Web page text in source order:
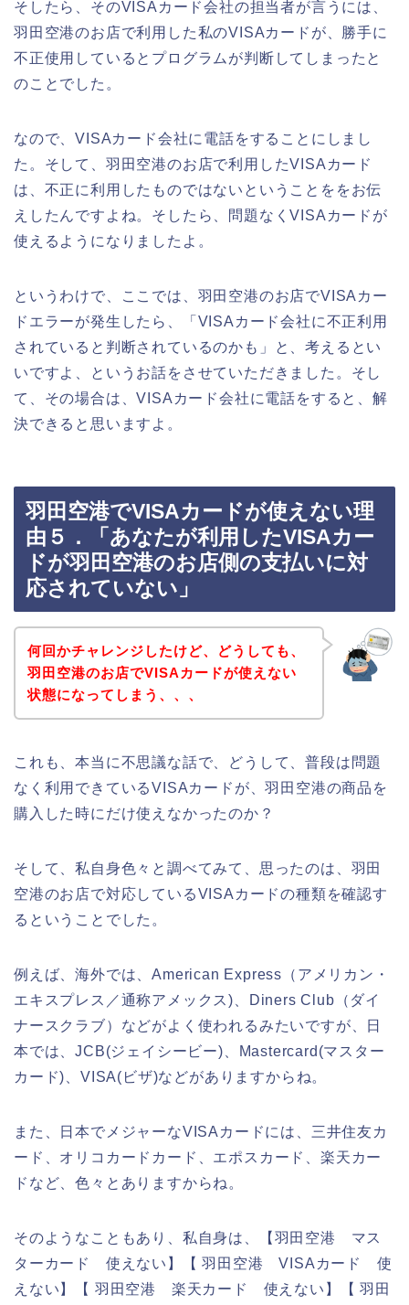
そしたら、そのVISAカード会社の担当者が言うには、
羽田空港のお店で利用した私のVISAカードが、勝手に
不正使用しているとプログラムが判断してしまったと
のことでした。
なので、VISAカード会社に電話をすることにしまし
た。そして、羽田空港のお店で利用したVISAカード
は、不正に利用したものではないということををお伝
えしたんですよね。そしたら、問題なくVISAカードが
使えるようになりましたよ。
というわけで、ここでは、羽田空港のお店でVISAカー
ドエラーが発生したら、「VISAカード会社に不正利用
されていると判断されているのかも」と、考えるとい
いですよ、というお話をさせていただきました。そし
て、その場合は、VISAカード会社に電話をすると、解
決できると思いますよ。
羽田空港でVISAカードが使えない理
由５．「あなたが利用したVISAカー
ドが羽田空港のお店側の支払いに対
応されていない」
何回かチャレンジしたけど、どうしても、
羽田空港のお店でVISAカードが使えない
状態になってしまう、、、
これも、本当に不思議な話で、どうして、普段は問題
なく利用できているVISAカードが、羽田空港の商品を
購入した時にだけ使えなかったのか？
そして、私自身色々と調べてみて、思ったのは、羽田
空港のお店で対応しているVISAカードの種類を確認す
るということでした。
例えば、海外では、American Express（アメリカン・
エキスプレス／通称アメックス)、Diners Club（ダイ
ナースクラブ）などがよく使われるみたいですが、日
本では、JCB(ジェイシービー)、Mastercard(マスター
カード)、VISA(ビザ)などがありますからね。
また、日本でメジャーなVISAカードには、三井住友カ
ード、オリコカードカード、エポスカード、楽天カー
ドなど、色々とありますからね。
そのようなこともあり、私自身は、【羽田空港 マス
ターカード 使えない】【 羽田空港 VISAカード 使
えない】【 羽田空港 楽天カード 使えない】【 羽田